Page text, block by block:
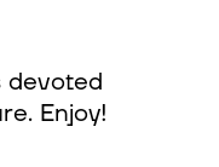
devoted
Enjoy!